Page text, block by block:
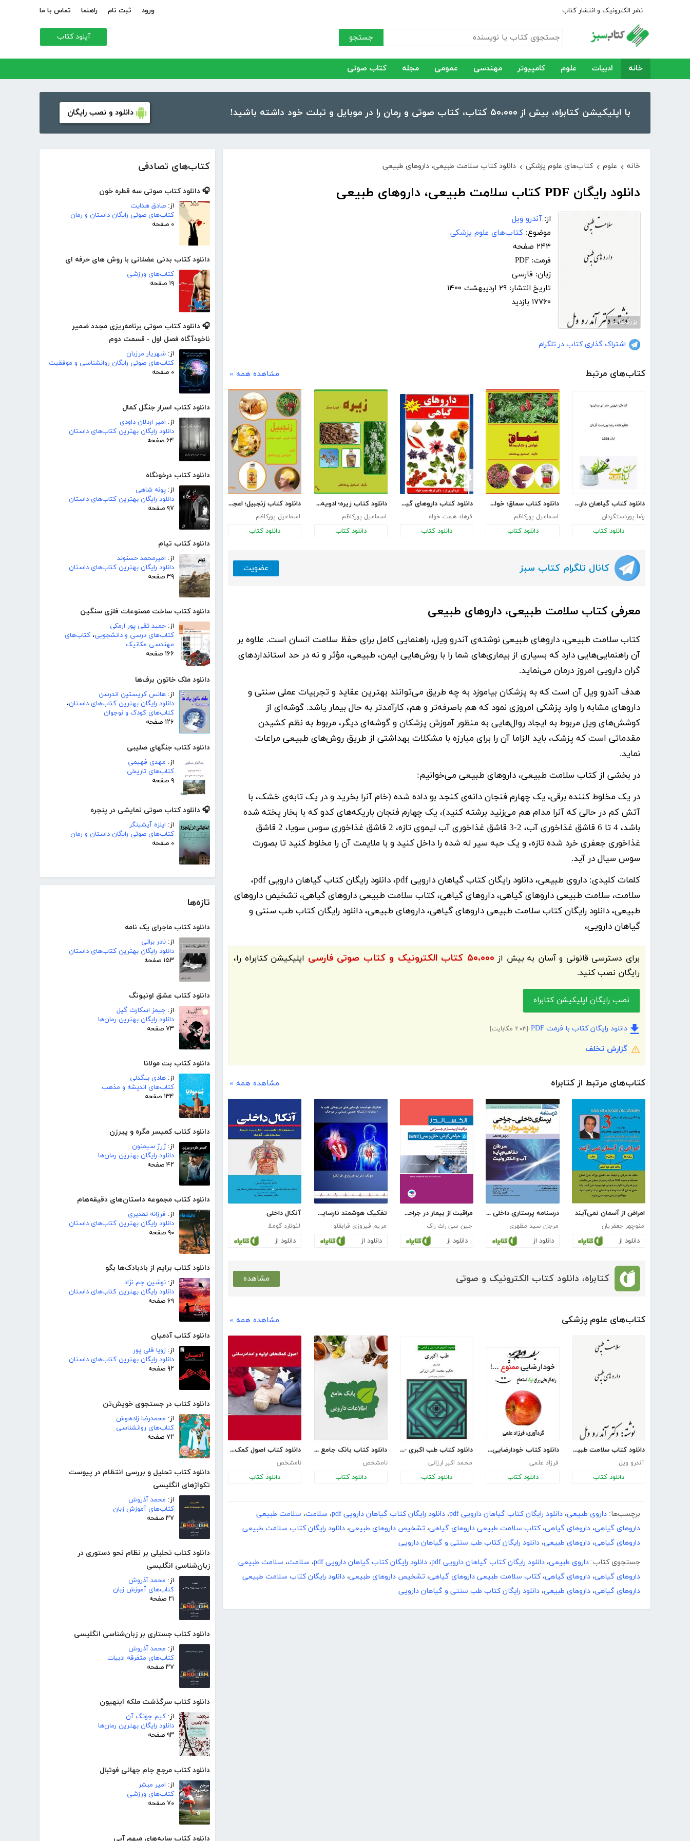
نشر الکترونیک و انتشار کتاب ورود ثبت نام راهنما تماس با ما
جستجو آپلود کتاب
خانه ادبیات علوم کامپیوتر مهندسی عمومی مجله کتاب صوتی
با اپلیکیشن کتابراه، بیش از ۵۰،۰۰۰ کتاب، کتاب صوتی و رمان را در موبایل و تبلت خود داشته باشید! دانلود و نصب رایگان
کتاب‌های تصادفی
🎧 دانلود کتاب صوتی سه قطره خون
از: صادق هدایت
کتاب‌های صوتی رایگان داستان و رمان
۰ صفحه
دانلود کتاب بدنی عضلانی با روش های حرفه ای
کتاب‌های ورزشی
۱۹ صفحه
🎧 دانلود کتاب صوتی برنامه‌ریزی مجدد ضمیر
ناخودآگاه فصل اول - قسمت دوم
از: شهریار مرزبان
کتاب‌های صوتی رایگان روانشناسی و موفقیت
۰ صفحه
دانلود کتاب اسرار جنگل کمال
از: امیر اردلان داودی
دانلود رایگان بهترین کتاب‌های داستان
۶۴ صفحه
دانلود کتاب درخونگاه
از: پونه شاهی
دانلود رایگان بهترین کتاب‌های داستان
۹۷ صفحه
دانلود کتاب تیام
از: امیرمحمد حسنوند
دانلود رایگان بهترین کتاب‌های داستان
۳۹ صفحه
دانلود کتاب ساخت مصنوعات فلزی سنگین
از: حمید تقی پور ارمکی
کتاب‌های درسی و دانشجویی، کتاب‌های
مهندسی مکانیک
۱۶۶ صفحه
دانلود ملک خاتون برف‌ها
از: هانس کریستین اندرسن
دانلود رایگان بهترین کتاب‌های داستان،
کتاب‌های کودک و نوجوان
۱۲۶ صفحه
دانلود کتاب جنگهای صلیبی
از: مهدی فهیمی
کتاب‌های تاریخی
۹ صفحه
🎧 دانلود کتاب صوتی نمایشی در پنجره
از: ایلزه آیشینگر
کتاب‌های صوتی رایگان داستان و رمان
۰ صفحه
تازه‌ها
دانلود کتاب ماجرای یک نامه
از: نادر براتی
دانلود رایگان بهترین کتاب‌های داستان
۱۵۳ صفحه
دانلود کتاب عشق اونیونگ
از: جیمز اسکارث گیل
دانلود رایگان بهترین رمان‌ها
۷۳ صفحه
دانلود کتاب بت مولانا
از: هادی بیگدلی
کتاب‌های اندیشه و مذهب
۱۳۴ صفحه
دانلود کتاب کمیسر مگره و پیرزن
از:ژرژ سیمنون
دانلود رایگان بهترین رمان‌ها
۴۲ صفحه
دانلود کتاب مجموعه داستان‌های دقیقه‌هام
از: فرزانه تقدیری
دانلود رایگان بهترین کتاب‌های داستان
۹۰ صفحه
دانلود کتاب برایم از بادبادک‌ها بگو
از: نوشین جم نژاد
دانلود رایگان بهترین کتاب‌های داستان
۶۹ صفحه
دانلود کتاب آدمیان
از: زویا قلی پور
دانلود رایگان بهترین کتاب‌های داستان
۹۲ صفحه
دانلود کتاب در جستجوی خویش‌تن
از: محمدرضا زادهوش
کتاب‌های روانشناسی
۷۲ صفحه
دانلود کتاب تحلیل و بررسی انتظام در پیوست
تکواژهای انگلیسی
از: محمد آذروش
کتاب‌های آموزش زبان
۳۷ صفحه
دانلود کتاب تحلیلی بر نظام نحو دستوری در
زبان‌شناسی انگلیسی
از: محمد آذروش
کتاب‌های آموزش زبان
۲۱ صفحه
دانلود کتاب جستاری بر زبان‌شناسی انگلیسی
از: محمد آذروش
کتاب‌های متفرقه ادبیات
۳۷ صفحه
دانلود کتاب سرگذشت ملکه اینهیون
از: کیم جونگ آن
دانلود رایگان بهترین رمان‌ها
۹۳ صفحه
دانلود کتاب مرجع جام جهانی فوتبال
از: امیر مبشر
کتاب‌های ورزشی
۷۰ صفحه
دانلود کتاب سایه‌های مبهم آبی
خانه › علوم › کتاب‌های علوم پزشکی › دانلود کتاب سلامت طبیعی، داروهای طبیعی
دانلود رایگان PDF کتاب سلامت طبیعی، داروهای طبیعی
بزرگنمایی
از:آندرو ویل
موضوع: کتاب‌های علوم پزشکی
۲۴۳ صفحه
فرمت: PDF
زبان: فارسی
تاریخ انتشار: ۲۹ اردیبهشت ۱۴۰۰
۱۷۷۶۰ بازدید
اشتراک گذاری کتاب در تلگرام
کتاب‌های مرتبط مشاهده همه »
دانلود کتاب گیاهان دارویی مفید در بیماری ها
رضا پوردستگردان
دانلود کتاب
دانلود کتاب سماق؛ خواص و کاربردها
اسماعیل پورکاظم
دانلود کتاب
دانلود کتاب داروهای گیاهی
فرهاد همت خواه
دانلود کتاب
دانلود کتاب زیره؛ ادویه‌ی معطر
اسماعیل پورکاظم
دانلود کتاب
دانلود کتاب زنجبیل؛ اعجاز آشپزی، ادویه سلامتی
اسماعیل پورکاظم
دانلود کتاب
کانال تلگرام کتاب سبز عضویت
معرفی کتاب سلامت طبیعی، داروهای طبیعی
کتاب سلامت طبیعی، داروهای طبیعی نوشته‌ی آندرو ویل، راهنمایی کامل برای حفظ سلامت انسان است. علاوه بر
آن راهنمایی‌هایی دارد که بسیاری از بیماری‌های شما را با روش‌هایی ایمن، طبیعی، مؤثر و نه در حد استاندارد‌های
گران دارویی امروز درمان می‌نماید.
هدف آندرو ویل آن است که به پزشکان بیاموزد به چه طریق می‌توانند بهترین عقاید و تجربیات عملی سنتی و
دارو‌های مشابه را وارد پزشکی امروزی نمود که هم باصرفه‌تر و هم، کارآمدتر به حال بیمار یاشد. گوشه‌ای از
کوشش‌های ویل مربوط به ایجاد روال‌هایی به منظور آموزش پزشکان و گوشه‌ای دیگر، مربوط به نظم کشیدن
مقدماتی است که پزشک، باید الزاما آن را برای مبارزه با مشکلات بهداشتی از طریق روش‌های طبیعی مراعات
نماید.
در بخشی از کتاب سلامت طبیعی، داروهای طبیعی می‌خوانیم:
در یک مخلوط کننده برقی، یک چهارم فنجان دانه‌ی کنجد بو داده شده (خام آنرا بخرید و در یک تابه‌ی خشک، با
آتش کم در حالی که آنرا مدام هم می‌زنید برشته کنید)، یک چهارم فنجان باریکه‌های کدو که با بخار پخته شده
باشد، 4 تا 6 قاشق غذاخوری آب، 2-3 قاشق غذاخوری آب لیموی تازه، 2 قاشق غذاخوری سوس سویا، 2 قاشق
غذاخوری جعفری خرد شده تازه، و یک حبه سیر له شده را داخل کنید و با ملایمت آن را مخلوط کنید تا بصورت
سوس سیال در آید.
کلمات کلیدی:
داروی طبیعی، دانلود رایگان کتاب گیاهان دارویی pdf، دانلود رایگان کتاب گیاهان دارویی pdf،
سلامت، سلامت طبیعی داروهای گیاهی، داروهای گیاهی، کتاب سلامت طبیعی داروهای گیاهی، تشخیص داروهای
طبیعی، دانلود رایگان کتاب سلامت طبیعی داروهای گیاهی، داروهای طبیعی، دانلود رایگان کتاب طب سنتی و
گیاهان دارویی،
برای دسترسی قانونی و آسان به بیش از ۵۰،۰۰۰ کتاب الکترونیک و کتاب صوتی فارسی اپلیکیشنکتابراه را،
رایگان نصب کنید.
نصب رایگان اپلیکیشن کتابراه
دانلود رایگان کتاب با فرمت PDF [۲.۰۳ مگابایت]
گزارش تخلف
کتاب‌های مرتبط از کتابراه مشاهده همه »
امراض از آسمان نمی‌آیند
منوچهر جعفریان
دانلود از
درسنامه پرستاری داخلی - جراحی برونر و سودارث: سرطان
مرجان سید مظهری
دانلود از
مراقبت از بیمار در جراحی الکساندر 2019 - جلد پنجم
جین سی راث راک
دانلود از
تفکیک هوشمند نارسایی‌های دریچه‌ای قلب با استفاده از شبکه عصبی مبتنی بر موجک
مریم فیروزی قرابقلو
دانلود از
آنکال داخلی
لئونارد گوملا
دانلود از
کتابراه، دانلود کتاب الکترونیک و صوتی مشاهده
کتاب‌های علوم پزشکی مشاهده همه »
دانلود کتاب سلامت طبیعی، داروهای طبیعی
آندرو ویل
دانلود کتاب
دانلود کتاب خودارضایی ممنوع
فرزاد علمی
دانلود کتاب
دانلود کتاب طب اکبری - جلد یکم
محمد اکبر ارزانی
دانلود کتاب
دانلود کتاب بانک جامع اطلاعات دارویی
نامشخص
دانلود کتاب
دانلود کتاب اصول کمک‌های اولیه و امدادرسانی
نامشخص
دانلود کتاب
برچسب‌ها: داروی طبیعی، دانلود رایگان کتاب گیاهان دارویی pdf ، دانلود رایگان کتاب گیاهان دارویی pdf ، سلامت، سلامت طبیعی
داروهای گیاهی، داروهای گیاهی،کتاب سلامت طبیعی داروهای گیاهی، تشخیص داروهای طبیعی، دانلود رایگان کتاب سلامت طبیعی
داروهای گیاهی، داروهای طبیعی، دانلود رایگان کتاب طب سنتی و گیاهان دارویی
جستجوی کتاب: داروی طبیعی، دانلود رایگان کتاب گیاهان دارویی pdf ، دانلود رایگان کتاب گیاهان دارویی pdf ، سلامت، سلامت طبیعی
داروهای گیاهی، داروهای گیاهی،کتاب سلامت طبیعی داروهای گیاهی، تشخیص داروهای طبیعی، دانلود رایگان کتاب سلامت طبیعی
داروهای گیاهی، داروهای طبیعی، دانلود رایگان کتاب طب سنتی و گیاهان دارویی